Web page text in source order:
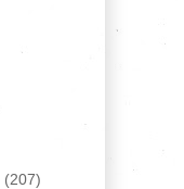
(207)